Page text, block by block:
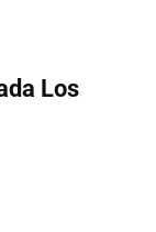
Los